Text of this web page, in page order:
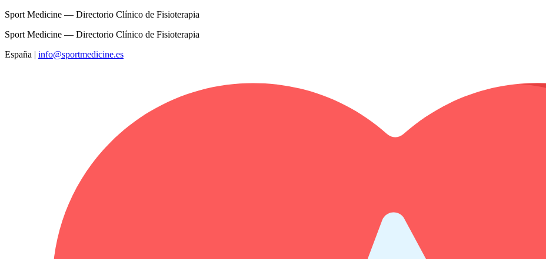
Sport Medicine — Directorio Clínico de Fisioterapia
Sport Medicine — Directorio Clínico de Fisioterapia
España | info@sportmedicine.es